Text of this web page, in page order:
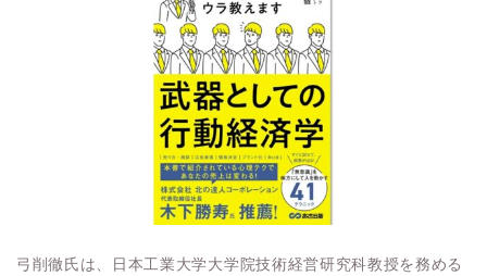
弓削徹氏は、日本工業大学大学院技術経営研究科教授を務める